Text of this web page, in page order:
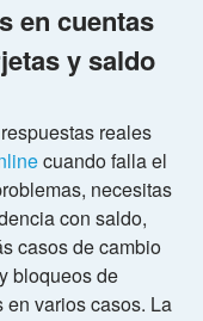
en cuentas
y saldo
reales
cuando falla el
necesitas
con saldo,
casos de cambio
bloqueos de
en varios casos. La